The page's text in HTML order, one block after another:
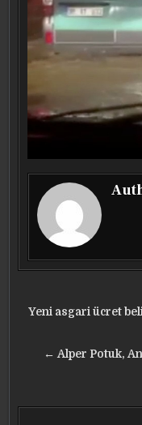
Yazı
Yeni asgari ücret
← Alper Potuk,